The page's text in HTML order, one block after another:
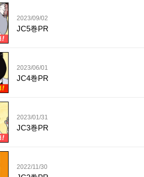
2023/09/02
JC5巻PR
2023/06/01
JC4巻PR
2023/01/31
JC3巻PR
2022/11/30